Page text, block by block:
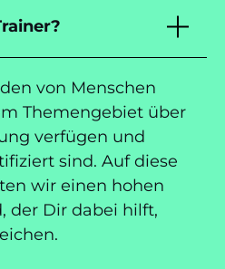
von Menschen
Themengebiet über
verfügen und
sind. Auf diese
wir einen hohen
der Dir dabei hilft,